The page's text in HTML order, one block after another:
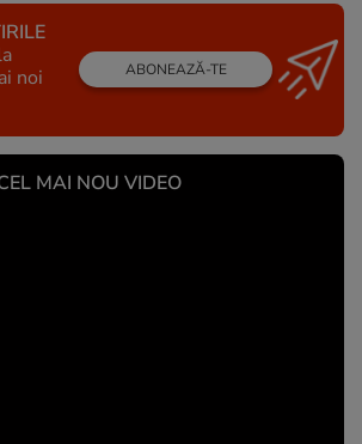
noi
ABONEAZĂ-TE
MAI NOU VIDEO